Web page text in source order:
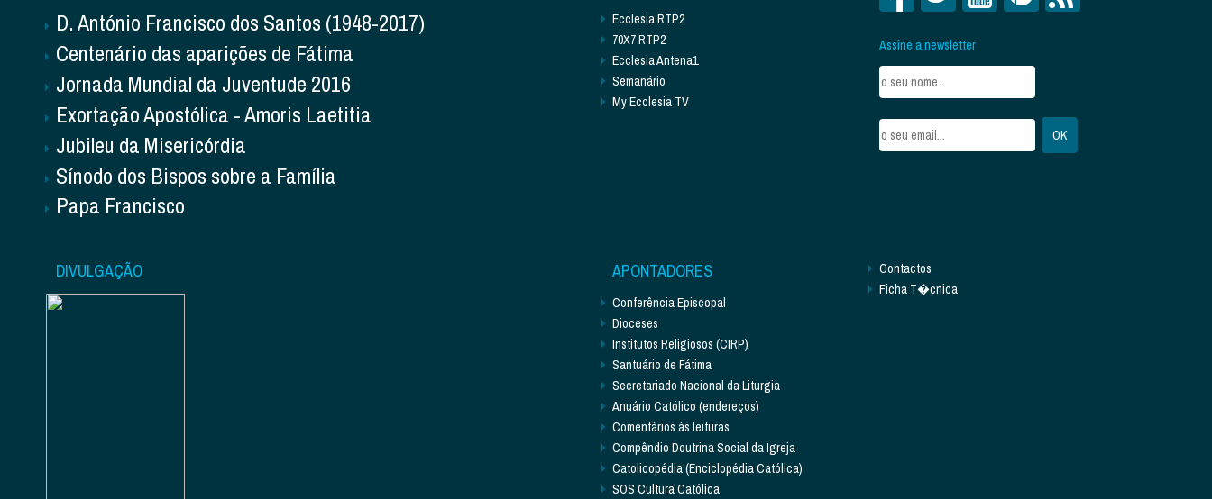
D. António Francisco dos Santos (1948-2017)
Centenário das aparições de Fátima
Jornada Mundial da Juventude 2016
Exortação Apostólica - Amoris Laetitia
Jubileu da Misericórdia
Sínodo dos Bispos sobre a Família
Papa Francisco
Ecclesia RTP2
70X7 RTP2
Ecclesia Antena1
Semanário
My Ecclesia TV
Assine a newsletter
DIVULGAÇÃO APONTADORES
Conferência Episcopal
Dioceses
Institutos Religiosos (CIRP)
Santuário de Fátima
Secretariado Nacional da Liturgia
Anuário Católico (endereços)
Comentários às leituras
Compêndio Doutrina Social da Igreja
Catolicopédia (Enciclopédia Católica)
SOS Cultura Católica
Contactos
Ficha T�cnica